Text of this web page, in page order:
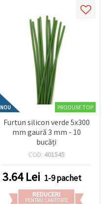
NOU PRODUSE TOP
Furtun silicon verde 5x300
mm gaură 3 mm - 10
bucăți
COD: 401545
3.64Lei 1-9 pachet
REDUCERI
PENTRU CANTITATE